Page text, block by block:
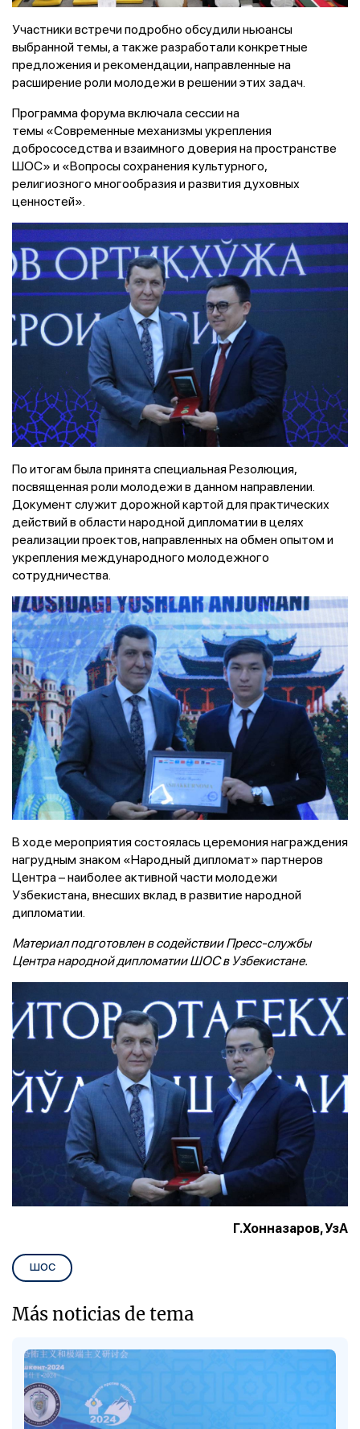
Участники встречи подробно обсудили ньюансы
выбранной темы, а также разработали конкретные
предложения и рекомендации, направленные на
расширение роли молодежи в решении этих задач.
Программа форума включала сессии на
темы «Современные механизмы укрепления
добрососедства и взаимного доверия на пространстве
ШОС» и «Вопросы сохранения культурного,
религиозного многообразия и развития духовных
ценностей».
По итогам была принята специальная Резолюция,
посвященная роли молодежи в данном направлении.
Документ служит дорожной картой для практических
действий в области народной дипломатии в целях
реализации проектов, направленных на обмен опытом и
укрепления международного молодежного
сотрудничества.
В ходе мероприятия состоялась церемония награждения
нагрудным знаком «Народный дипломат» партнеров
Центра – наиболее активной части молодежи
Узбекистана, внесших вклад в развитие народной
дипломатии.
Материал подготовлен в содействии Пресс-службы
Центра народной дипломатии ШОС в Узбекистане.
Г.Хонназаров, УзА
ШОС
Más noticias de tema